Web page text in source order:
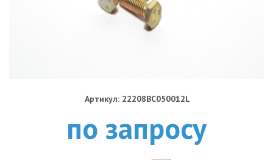
Артикул: 22208BC050012L
по запросу